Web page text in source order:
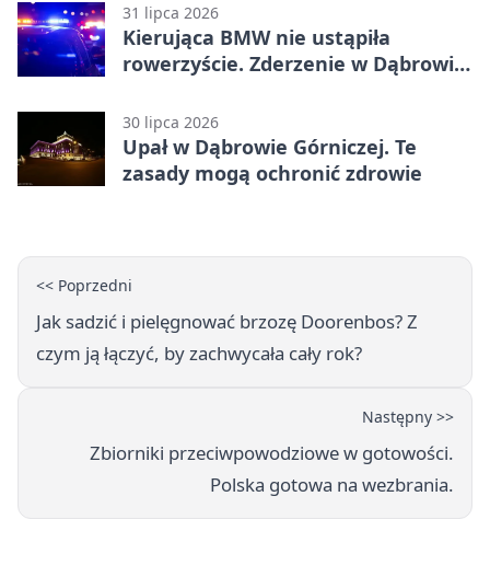
31 lipca 2026
Kierująca BMW nie ustąpiła
rowerzyście. Zderzenie w Dąbrowie
30 lipca 2026
Upał w Dąbrowie Górniczej. Te
zasady mogą ochronić zdrowie
<< Poprzedni
Jak sadzić i pielęgnować brzozę Doorenbos? Z
czym ją łączyć, by zachwycała cały rok?
Następny >>
Zbiorniki przeciwpowodziowe w gotowości.
Polska gotowa na wezbrania.